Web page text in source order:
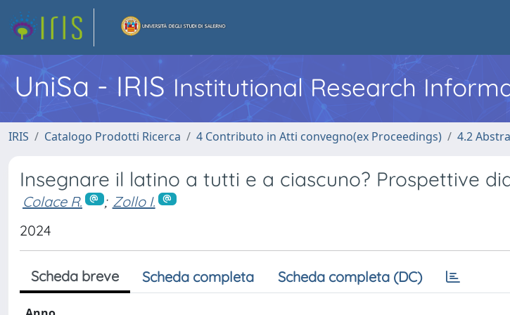
UniSa - IRIS Institutional Research
IRIS Catalogo Prodotti Ricerca 4 Contributo in Atti convegno(ex Proceedings) 4.2
Insegnare il latino a tutti e a ciascuno? Prospettive
Colace R. ; Zollo I.
2024
Scheda breve Scheda completa Scheda completa (DC)